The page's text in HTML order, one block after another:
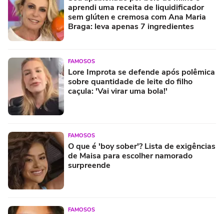
aprendi uma receita de liquidificador
sem glúten e cremosa com Ana Maria
Braga: leva apenas 7 ingredientes
FAMOSOS
Lore Improta se defende após polêmica
sobre quantidade de leite do filho
caçula: 'Vai virar uma bola!'
FAMOSOS
O que é 'boy sober'? Lista de exigências
de Maisa para escolher namorado
surpreende
FAMOSOS